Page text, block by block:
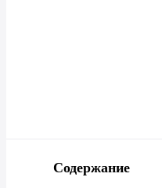
Содержание